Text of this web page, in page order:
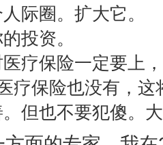
际圈。扩大它。
投资。
疗保险一定要上
疗保险也没有，
但也不要犯傻。